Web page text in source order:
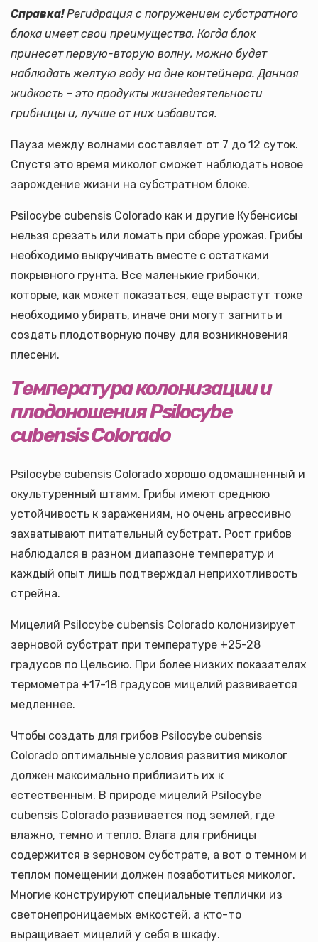
Справка!Регидрация с погружением субстратного
блока имеет свои преимущества. Когда блок
принесет первую-вторую волну, можно будет
наблюдать желтую воду на дне контейнера. Данная
жидкость – это продукты жизнедеятельности
грибницы и, лучше от них избавится.
Пауза между волнами составляет от 7 до 12 суток.
Спустя это время миколог сможет наблюдать новое
зарождение жизни на субстратном блоке.
Psilocybe cubensis Colorado как и другие Кубенсисы
нельзя срезать или ломать при сборе урожая. Грибы
необходимо выкручивать вместе с остатками
покрывного грунта. Все маленькие грибочки,
которые, как может показаться, еще вырастут тоже
необходимо убирать, иначе они могут загнить и
создать плодотворную почву для возникновения
плесени.
Температура колонизации и
плодоношенияPsilocybe
cubensis Colorado
Psilocybe cubensis Colorado хорошо одомашненный и
окультуренный штамм. Грибы имеют среднюю
устойчивость к заражениям, но очень агрессивно
захватывают питательный субстрат. Рост грибов
наблюдался в разном диапазоне температур и
каждый опыт лишь подтверждал неприхотливость
стрейна.
Мицелий Psilocybe cubensis Colorado колонизирует
зерновой субстрат при температуре +25-28
градусов по Цельсию. При более низких показателях
термометра +17-18 градусов мицелий развивается
медленнее.
Чтобы создать для грибов Psilocybe cubensis
Colorado оптимальные условия развития миколог
должен максимально приблизить их к
естественным. В природе мицелий Psilocybe
cubensis Colorado развивается под землей, где
влажно, темно и тепло. Влага для грибницы
содержится в зерновом субстрате, а вот о темном и
теплом помещении должен позаботиться миколог.
Многие конструируют специальные теплички из
светонепроницаемых емкостей, а кто-то
выращивает мицелий у себя в шкафу.